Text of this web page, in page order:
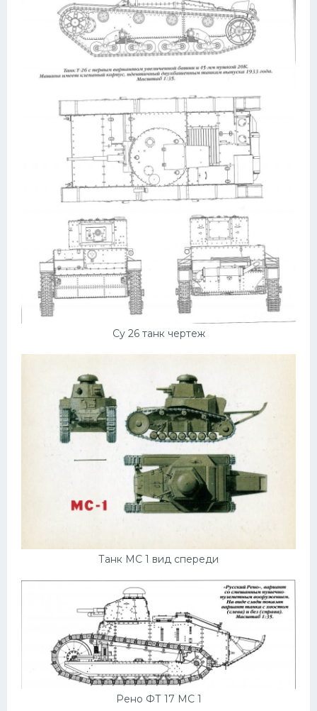
Су 26 танк чертеж
Танк МС 1 вид спереди
Рено ФТ 17 МС 1